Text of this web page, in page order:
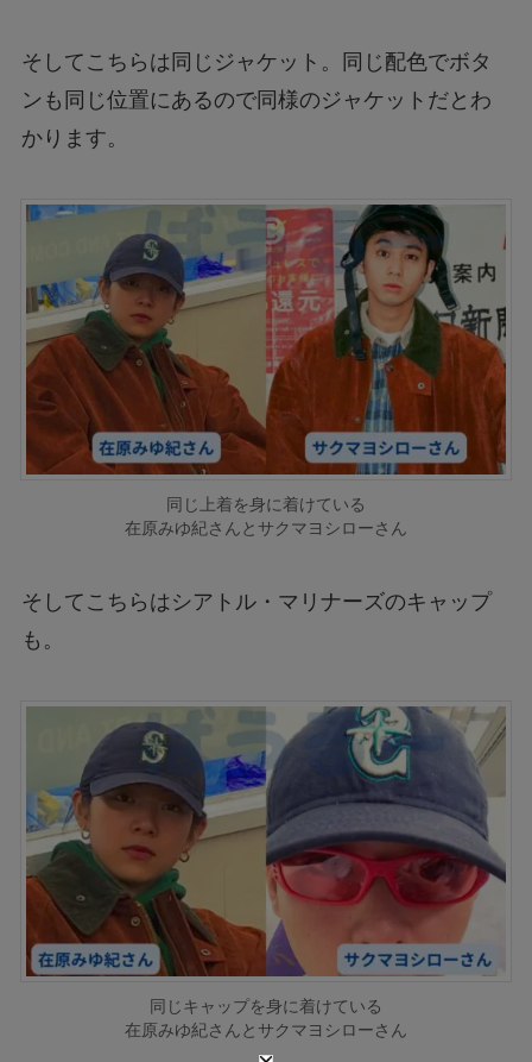
そしてこちらは同じジャケット。同じ配色でボタ
ンも同じ位置にあるので同様のジャケットだとわ
かります。
同じ上着を身に着けている
在原みゆ紀さんとサクマヨシローさん
そしてこちらはシアトル・マリナーズのキャップ
も。
同じキャップを身に着けている
在原みゆ紀さんとサクマヨシローさん